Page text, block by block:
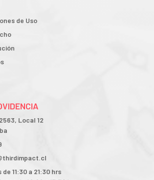
de Uso
Local 12
11:30 a 21:30 hrs